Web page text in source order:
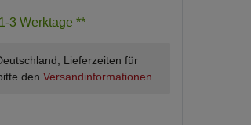
3 Werktage **
Lieferzeiten für
den Versandinformationen